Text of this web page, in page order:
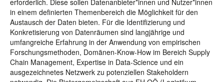
erforderlich. Diese sollen Datenanbieter*innen und Nutzer*innen
in einem definierten Themenbereich die Möglichkeit für den
Austausch der Daten bieten. Für die Identifizierung und
Konkretisierung von Datenräumen sind langjährige und
umfangreiche Erfahrung in der Anwendung von empirischen
Forschungsmethoden, Domänen-Know-How im Bereich Supply
Chain Management, Expertise in Data-Science und ein
ausgezeichnetes Netzwerk zu potenziellen Stakeholdern